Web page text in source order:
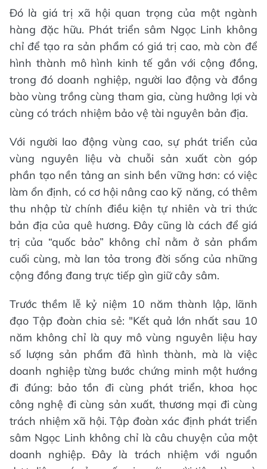
Đó là giá trị xã hội quan trọng của một ngành
hàng đặc hữu. Phát triển sâm Ngọc Linh không
chỉ để tạo ra sản phẩm có giá trị cao, mà còn để
hình thành mô hình kinh tế gắn với cộng đồng,
trong đó doanh nghiệp, người lao động và đồng
bào vùng trồng cùng tham gia, cùng hưởng lợi và
cùng có trách nhiệm bảo vệ tài nguyên bản địa.
Với người lao động vùng cao, sự phát triển của
vùng nguyên liệu và chuỗi sản xuất còn góp
phần tạo nền tảng an sinh bền vững hơn: có việc
làm ổn định, có cơ hội nâng cao kỹ năng, có thêm
thu nhập từ chính điều kiện tự nhiên và tri thức
bản địa của quê hương. Đây cũng là cách để giá
trị của “quốc bảo” không chỉ nằm ở sản phẩm
cuối cùng, mà lan tỏa trong đời sống của những
cộng đồng đang trực tiếp gìn giữ cây sâm.
Trước thềm lễ kỷ niệm 10 năm thành lập, lãnh
đạo Tập đoàn chia sẻ: "Kết quả lớn nhất sau 10
năm không chỉ là quy mô vùng nguyên liệu hay
số lượng sản phẩm đã hình thành, mà là việc
doanh nghiệp từng bước chứng minh một hướng
đi đúng: bảo tồn đi cùng phát triển, khoa học
công nghệ đi cùng sản xuất, thương mại đi cùng
trách nhiệm xã hội. Tập đoàn xác định phát triển
sâm Ngọc Linh không chỉ là câu chuyện của một
doanh nghiệp. Đây là trách nhiệm với nguồn